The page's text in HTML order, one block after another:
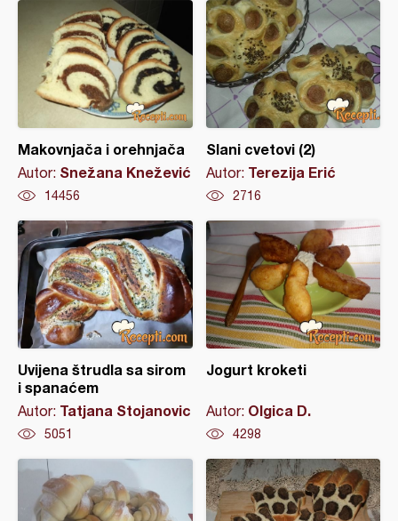
Makovnjača i orehnjača
Autor: Snežana Knežević
14456
Slani cvetovi (2)
Autor: Terezija Erić
2716
Uvijena štrudla sa sirom
i spanaćem
Autor: Tatjana Stojanovic
5051
Jogurt kroketi
Autor: Olgica D.
4298